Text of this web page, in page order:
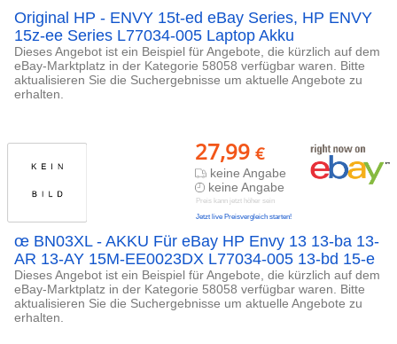
Original HP - ENVY 15t-ed eBay Series, HP ENVY
15z-ee Series L77034-005 Laptop Akku
Dieses Angebot ist ein Beispiel für Angebote, die kürzlich auf dem
eBay-Marktplatz in der Kategorie 58058 verfügbar waren. Bitte
aktualisieren Sie die Suchergebnisse um aktuelle Angebote zu
erhalten.
27,99 €
keine Angabe
keine Angabe
Preis kann jetzt höher sein
Jetzt live Preisvergleich starten!
œ BN03XL - AKKU Für eBay HP Envy 13 13-ba 13-
AR 13-AY 15M-EE0023DX L77034-005 13-bd 15-e
Dieses Angebot ist ein Beispiel für Angebote, die kürzlich auf dem
eBay-Marktplatz in der Kategorie 58058 verfügbar waren. Bitte
aktualisieren Sie die Suchergebnisse um aktuelle Angebote zu
erhalten.